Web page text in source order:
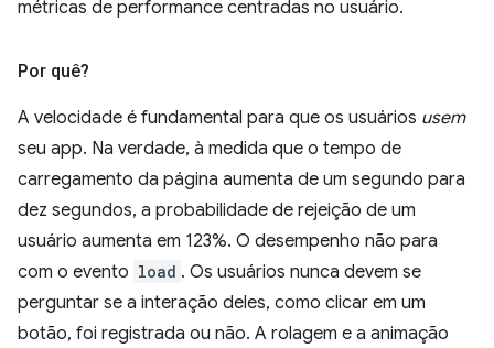
métricas de performance centradas no usuário.
Por quê?
A velocidade é fundamental para que os usuários usem
seu app. Na verdade, à medida que o tempo de
carregamento da página aumenta de um segundo para
dez segundos, a probabilidade de rejeição de um
usuário aumenta em 123%. O desempenho não para
com o evento load . Os usuários nunca devem se
perguntar se a interação deles, como clicar em um
botão, foi registrada ou não. A rolagem e a animação